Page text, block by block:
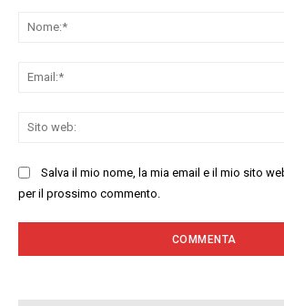
Salva il mio nome, la mia email e il mio sito
per il prossimo commento.